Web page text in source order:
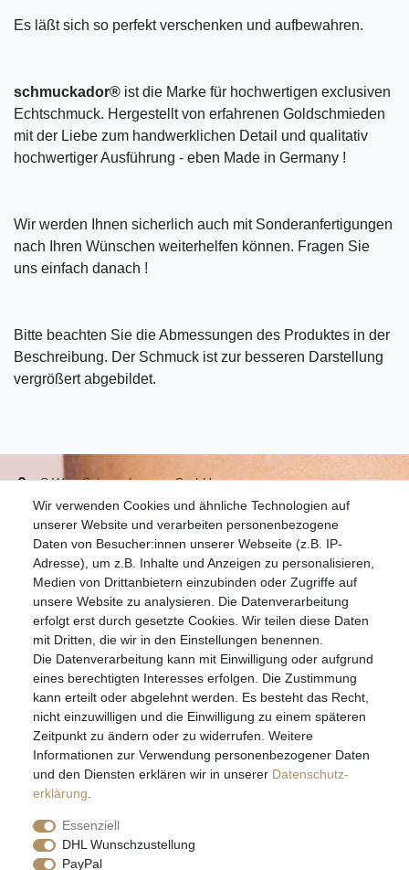
Es läßt sich so perfekt verschenken und aufbewahren.
schmuckador® ist die Marke für hochwertigen exclusiven
Echtschmuck. Hergestellt von erfahrenen Goldschmieden
mit der Liebe zum handwerklichen Detail und qualitativ
hochwertiger Ausführung - eben Made in Germany !
Wir werden Ihnen sicherlich auch mit Sonderanfertigungen
nach Ihren Wünschen weiterhelfen können. Fragen Sie
uns einfach danach !
Bitte beachten Sie die Abmessungen des Produktes in der
Beschreibung. Der Schmuck ist zur besseren Darstellung
vergrößert abgebildet.
Wir verwenden Cookies und ähnliche Technologien auf
unserer Website und verarbeiten personenbezogene
Daten von Besucher:innen unserer Webseite (z.B. IP-
Adresse), um z.B. Inhalte und Anzeigen zu personalisieren,
Medien von Drittanbietern einzubinden oder Zugriffe auf
unsere Website zu analysieren. Die Datenverarbeitung
erfolgt erst durch gesetzte Cookies. Wir teilen diese Daten
mit Dritten, die wir in den Einstellungen benennen.
Die Datenverarbeitung kann mit Einwilligung oder aufgrund
eines berechtigten Interesses erfolgen. Die Zustimmung
kann erteilt oder abgelehnt werden. Es besteht das Recht,
nicht einzuwilligen und die Einwilligung zu einem späteren
Zeitpunkt zu ändern oder zu widerrufen. Weitere
Informationen zur Verwendung personenbezogener Daten
und den Diensten erklären wir in unserer Daten­schutz­
erklärung
Essenziell
DHL Wunschzustellung
PayPal
S.W.w. Schmuckwaren GmbH
07051-9608828
info@schmuckador.de
Montag bis Freitag 8.30 – 12.00 Uhr und 13.30 bis 17.30 Uhr
Widerrufs­recht Widerrufs­formular Impressum
Daten­schutz­erklärung AGB
E-MAIL **
Hiermit bestätige ich, dass ich die